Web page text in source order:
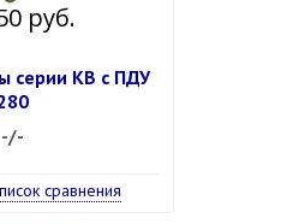
руб.
серии КВ с ПДУ
-/-
сравнения